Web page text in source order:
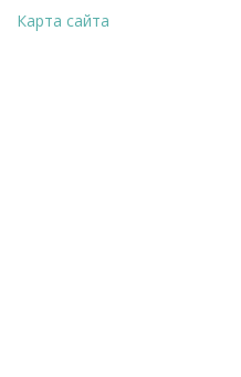
Карта сайта